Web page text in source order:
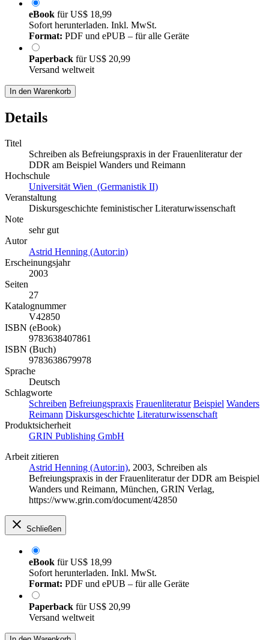
eBook fürUS$ 18,99
Sofort herunterladen. Inkl. MwSt.
Format: PDF und ePUB – für alle Geräte
Paperback fürUS$ 20,99
Versand weltweit
In den Warenkorb
Details
Titel
Schreiben als Befreiungspraxis in der Frauenliteratur der
DDR am Beispiel Wanders und Reimann
Hochschule
Universität Wien (Germanistik II)
Veranstaltung
Diskursgeschichte feministischer Literaturwissenschaft
Note
sehr gut
Autor
Astrid Henning (Autor:in)
Erscheinungsjahr
2003
Seiten
27
Katalognummer
V42850
ISBN (eBook)
9783638407861
ISBN (Buch)
9783638679978
Sprache
Deutsch
Schlagworte
Schreiben Befreiungspraxis Frauenliteratur Beispiel Wanders
Reimann Diskursgeschichte Literaturwissenschaft
Produktsicherheit
GRIN Publishing GmbH
Arbeit zitieren
Astrid Henning (Autor:in), 2003, Schreiben als
Befreiungspraxis in der Frauenliteratur der DDR am Beispiel
Wanders und Reimann, München, GRIN Verlag,
https://www.grin.com/document/42850
Schließen
eBook fürUS$ 18,99
Sofort herunterladen. Inkl. MwSt.
Format: PDF und ePUB – für alle Geräte
Paperback fürUS$ 20,99
Versand weltweit